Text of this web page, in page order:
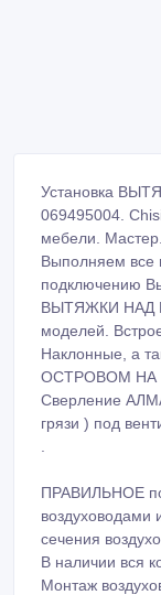
Установка
069495004.
мебели. Мастер.
Выполняем
подключению
ВЫТЯЖКИ НАД
моделей.
Наклонные, а
ОСТРОВОМ НА
Сверление
грязи ) под
ПРАВИЛЬНОЕ
воздуховодами
сечения
В наличии вся
Монтаж